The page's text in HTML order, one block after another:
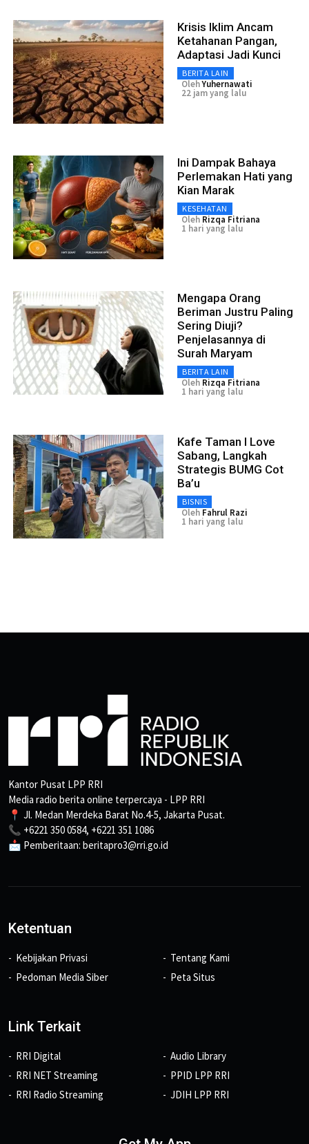
Krisis Iklim Ancam
Ketahanan Pangan,
Adaptasi Jadi Kunci
BERITA LAIN
OlehYuhernawati
22 jam yang lalu
Ini Dampak Bahaya
Perlemakan Hati yang
Kian Marak
KESEHATAN
Oleh Rizqa Fitriana
1 hari yang lalu
Mengapa Orang
Beriman Justru Paling
Sering Diuji?
Penjelasannya di
Surah Maryam
BERITA LAIN
Oleh Rizqa Fitriana
1 hari yang lalu
Kafe Taman I Love
Sabang, Langkah
Strategis BUMG Cot
Ba’u
BISNIS
Oleh Fahrul Razi
1 hari yang lalu
Kantor Pusat LPP RRI
Media radio berita online terpercaya - LPP RRI
📍 Jl. Medan Merdeka Barat No.4-5, Jakarta Pusat.
📞 +6221 350 0584, +6221 351 1086
📩 Pemberitaan: beritapro3@rri.go.id
Ketentuan
Kebijakan Privasi
Pedoman Media Siber
Tentang Kami
Peta Situs
Link Terkait
RRI Digital
RRI NET Streaming
RRI Radio Streaming
Audio Library
PPID LPP RRI
JDIH LPP RRI